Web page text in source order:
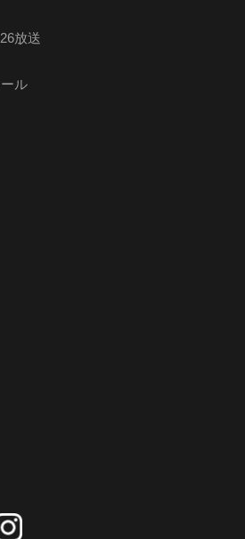
放送
ル